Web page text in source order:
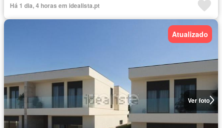
Há 1 dia, 4 horas em idealista.pt
Ver foto
Atualizado